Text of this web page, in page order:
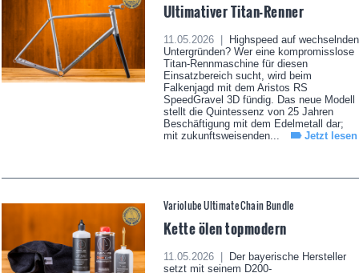
Ultimativer Titan-Renner
11.05.2026 |
Highspeed auf wechselnden
Untergründen? Wer eine kompromisslose
Titan-Rennmaschine für diesen
Einsatzbereich sucht, wird beim
Falkenjagd mit dem Aristos RS
SpeedGravel 3D fündig. Das neue Modell
stellt die Quintessenz von 25 Jahren
Beschäftigung mit dem Edelmetall dar;
mit zukunftsweisenden...
Jetzt lesen
Variolube Ultimate Chain Bundle
Kette ölen topmodern
11.05.2026 |
Der bayerische Hersteller
setzt mit seinem D200-